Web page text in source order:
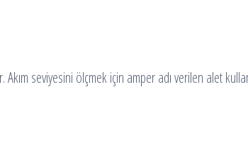
seviyesini ölçmek için amper adı verilen alet